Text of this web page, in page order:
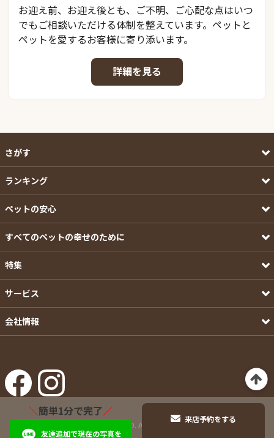
お迎え前、お迎え後とも、ご不明、ご心配な点はいつ
でもご相談いただける体制を整えています。ペットと
ペットを愛するお客様に寄り添います。
詳細を見る
さがす
ランキング
ペットの安心
すべてのペットの幸せのために
特集
サービス
会社情報
©Pets-first CO.,LTD. All Rights Reserved.
＼簡単1分で完了／
友達追加で現在の写真を
来店予約をする